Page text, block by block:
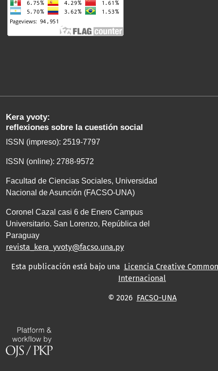
Kera yvoty:
reflexiones sobre la cuestión social
ISSN (impreso): 2519-7797
ISSN (online): 2788-9572
Facultad de Ciencias Sociales, Universidad
Nacional de Asunción (FACSO-UNA)
Coronel Cazal casi 6 de Enero Campus
Universitario. San Lorenzo, República del
Paraguay
revista_kera_yvoty@facso.una.py
Esta publicación está bajo una Licencia Creative
Internacional
© 2026 FACSO-UNA